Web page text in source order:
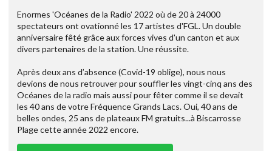
Enormes 'Océanes de la Radio' 2022 où de 20 à 24000
spectateurs ont ovationné les 17 artistes d'FGL. Un double
anniversaire fêté grâce aux forces vives d'un canton et aux
divers partenaires de la station. Une réussite.
Après deux ans d’absence (Covid-19 oblige), nous nous
devions de nous retrouver pour souffler les vingt-cinq ans des
Océanes de la radio mais aussi pour fêter comme il se devait
les 40 ans de votre Fréquence Grands Lacs. Oui, 40 ans de
belles ondes, 25 ans de plateaux FM gratuits...à Biscarrosse
Plage cette année 2022 encore.